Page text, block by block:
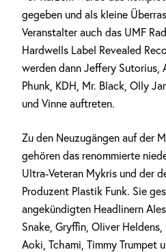
gegeben und als kleine
Veranstalter auch das UMF
Hardwells Label Revealed
werden dann Jeffery Sutorius,
Phunk, KDH, Mr. Black, Olly
und Vinne auftreten.
Zu den Neuzugängen auf der
gehören das renommierte
Ultra-Veteran Mykris und der
Produzent Plastik Funk. Sie
angekündigten Headlinern
Snake, Gryffin, Oliver
Aoki, Tchami, Timmy Trumpet